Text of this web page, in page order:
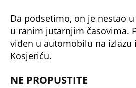
Da podsetimo, on je nestao
u ranim jutarnjim časovima.
viđen u automobilu na izlazu
Kosjeriću.
NE PROPUSTITE